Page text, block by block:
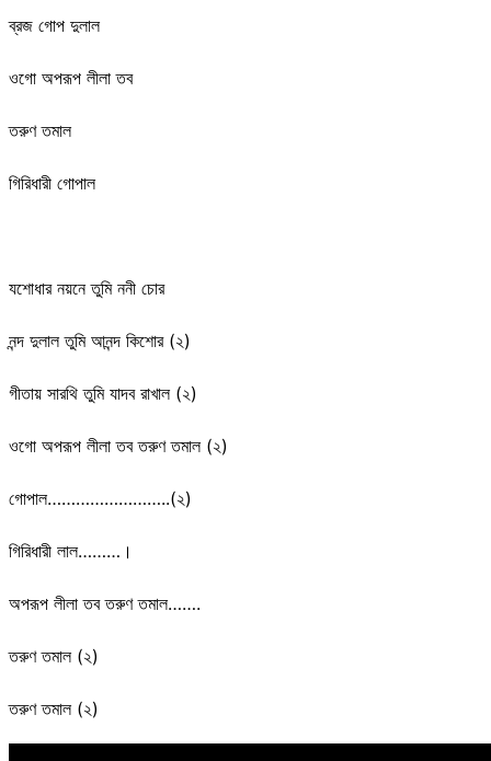
ব্রজ গোপ দুলাল
ওগো অপরূপ লীলা তব
তরুণ তমাল
গিরিধারী গোপাল
যশোধার নয়নে তুমি ননী চোর
নন্দ দুলাল তুমি আনন্দ কিশোর (২)
গীতায় সারথি তুমি যাদব রাখাল (২)
ওগো অপরূপ লীলা তব তরুণ তমাল (২)
গোপাল……………………..(২)
গিরিধারী লাল………।
অপরূপ লীলা তব তরুণ তমাল…….
তরুণ তমাল (২)
তরুণ তমাল (২)